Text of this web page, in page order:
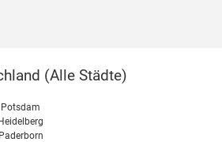
(Alle Städte)
Potsdam
Heidelberg
Paderborn